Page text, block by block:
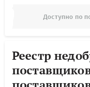
Доступно по
Реестр